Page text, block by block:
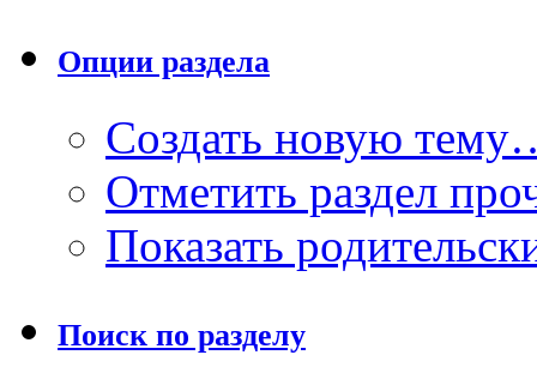
Опции раздела
Создать новую
Отметить раздел
Показать
Поиск по разделу